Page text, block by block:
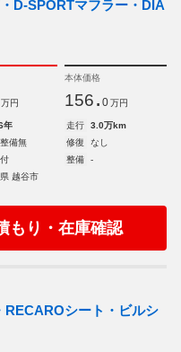
D-SPORTマフラー・DIA
万円
本体価格
156. 0 万円
年 走行
3.0万km
備無 修復
なし
整備
-
越谷市
もり・在庫確認
RECAROシート・ビルシ